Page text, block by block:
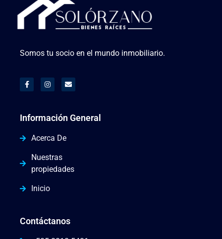
Somos tu socio en el mundo inmobiliario.
Información General
Acerca De
Nuestras
propiedades
Inicio
Contáctanos